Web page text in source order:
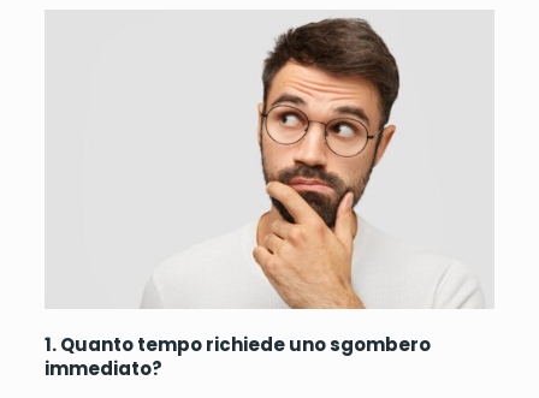
1. Quanto tempo richiede uno sgombero
immediato?